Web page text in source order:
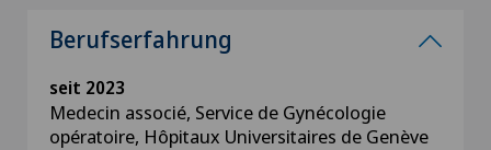
Berufserfahrung
seit 2023
Medecin associé, Service de Gynécologie
opératoire, Hôpitaux Universitaires de Genève